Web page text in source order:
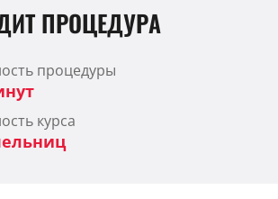
ПРОЦЕДУРА
процедуры
курса